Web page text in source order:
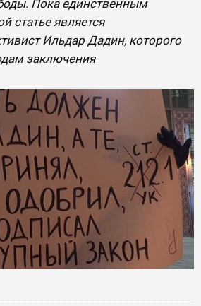
Пока единственным
статье является
Ильдар Дадин, которого
заключения